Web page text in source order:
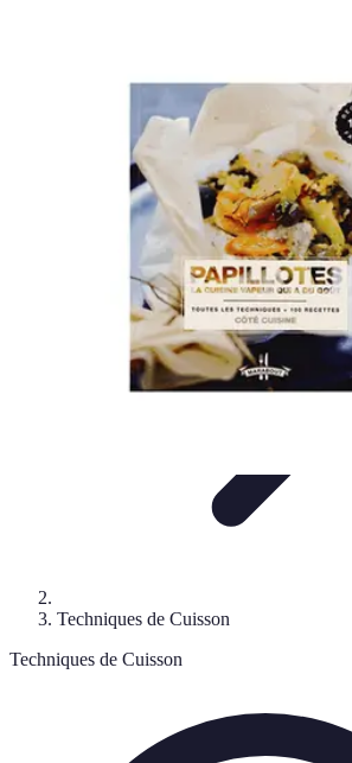
Recettes de Poissons
Techniques de Cuisson
Techniques de Cuisson